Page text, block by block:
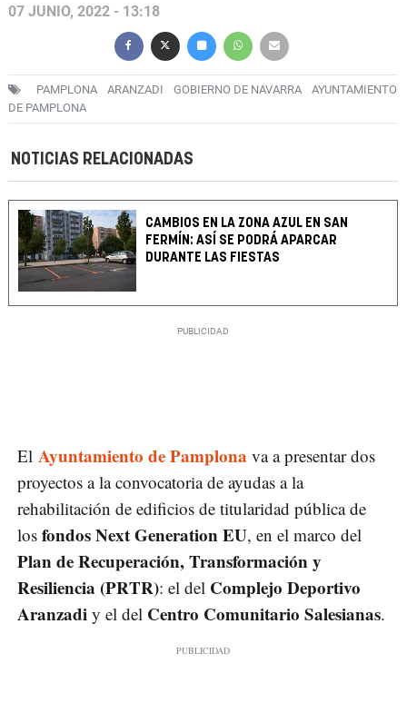
07 JUNIO, 2022 - 13:18
PAMPLONA ARANZADI GOBIERNO DE NAVARRA
AYUNTAMIENTO
DE PAMPLONA
NOTICIAS RELACIONADAS
CAMBIOS EN LA ZONA AZUL EN SAN
FERMÍN: ASÍ SE PODRÁ APARCAR
DURANTE LAS FIESTAS
El Ayuntamiento de Pamplona va a presentar dos
proyectos a la convocatoria de ayudas a la
rehabilitación de edificios de titularidad pública de
los fondos Next Generation EU, en el marco del
Plan de Recuperación, Transformación y
Resiliencia (PRTR): el del Complejo Deportivo
Aranzadi y el del Centro Comunitario Salesianas.